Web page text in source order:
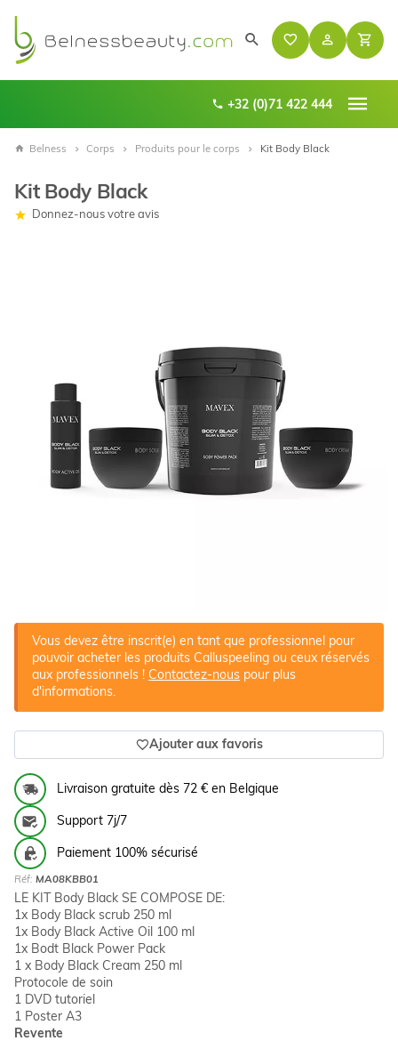
+32 (0)71 422 444
Belness Corps Produits pour le corps Kit Body Black
Kit Body Black
Donnez-nous votre avis
Vous devez être inscrit(e) en tant que professionnel pour
pouvoir acheter les produits Calluspeeling ou ceux réservés
aux professionnels ! Contactez-nous pour plus
d'informations.
Ajouter aux favoris
Livraison gratuite dès 72 € en Belgique
Support 7j/7
Paiement 100% sécurisé
Réf: MA08KBB01
LE KIT Body Black SE COMPOSE DE:
1x Body Black scrub 250 ml
1x Body Black Active Oil 100 ml
1x Bodt Black Power Pack
1 x Body Black Cream 250 ml
Protocole de soin
1 DVD tutoriel
1 Poster A3
Revente